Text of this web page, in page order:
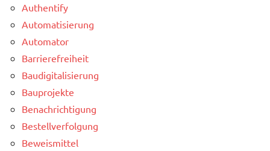
Authentify
Automatisierung
Automator
Barrierefreiheit
Baudigitalisierung
Bauprojekte
Benachrichtigung
Bestellverfolgung
Beweismittel